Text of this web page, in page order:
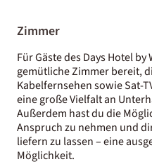
Zimmer
Für Gäste des Days Hotel
gemütliche Zimmer bereit,
Kabelfernsehen sowie Sat-
eine große Vielfalt an
Außerdem hast du die
Anspruch zu nehmen und
liefern zu lassen – eine
Möglichkeit.